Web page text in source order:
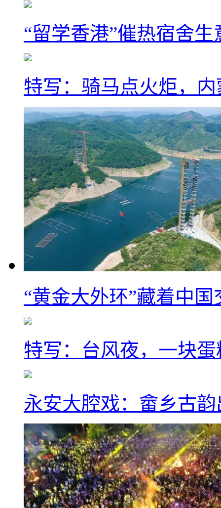
“留学香港”催热宿舍
特写：骑马点火炬，
“黄金大外环”藏着中
特写：台风夜，一块
永安大腔戏：畲乡古